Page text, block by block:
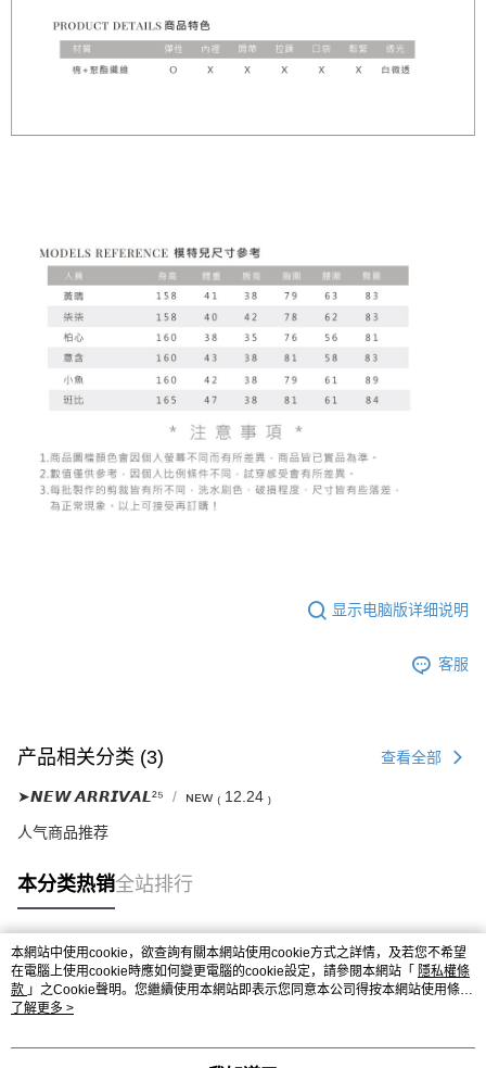
显示电脑版详细说明
客服
产品相关分类 (3) 查看全部
➤𝙉𝙀𝙒 𝘼𝙍𝙍𝙄𝙑𝘼𝙇²⁵ ɴᴇᴡ ₍ 12.24 ₎
人气商品推荐
本分类热销全站排行
热门标签
本網站中使用cookie，欲查詢有關本網站使用cookie方式之詳情，及若您不希望
在電腦上使用cookie時應如何變更電腦的cookie設定，請參閱本網站「 隱私權條
款 」之Cookie聲明。您繼續使用本網站即表示您同意本公司得按本網站使用條款
之Cookie聲明使用cookie。
了解更多 >